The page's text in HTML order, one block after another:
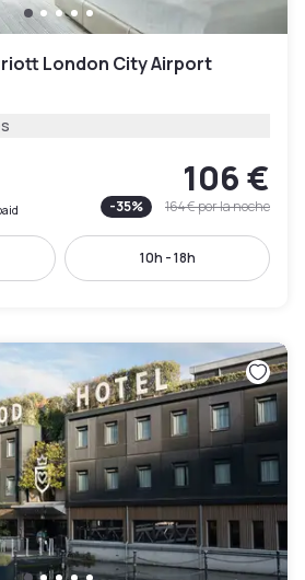
London City Airport
106 €
-35% 164 €por la noche
10h - 18h